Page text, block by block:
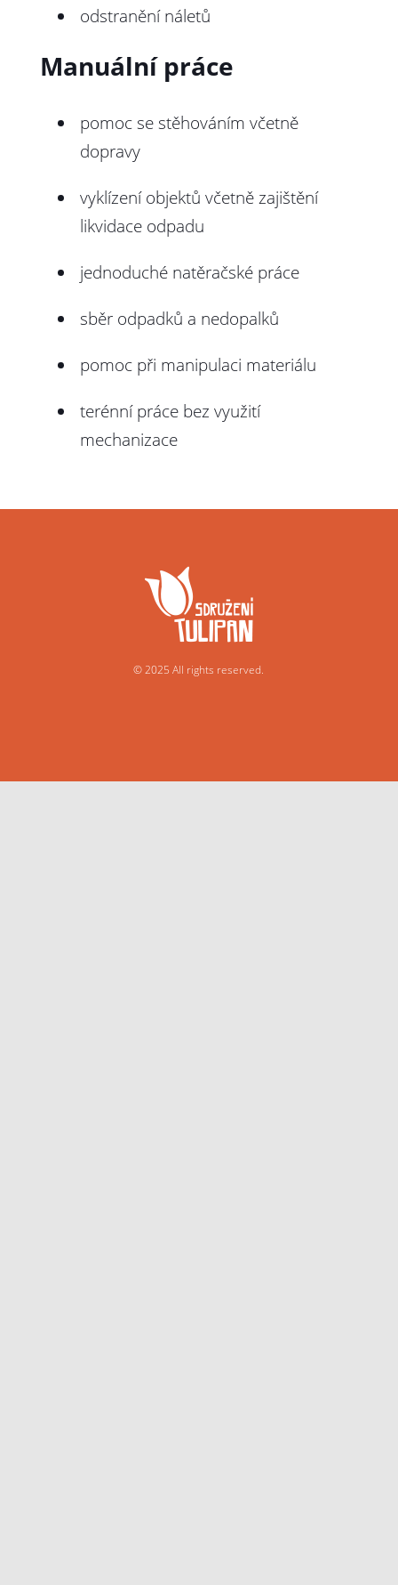
odstranění náletů
Manuální práce
pomoc se stěhováním včetně
dopravy
vyklízení objektů včetně zajištění
likvidace odpadu
jednoduché natěračské práce
sběr odpadků a nedopalků
pomoc při manipulaci materiálu
terénní práce bez využití
mechanizace
© 2025 All rights reserved.